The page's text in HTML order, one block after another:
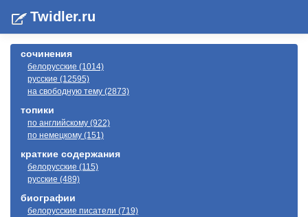
Twidler.ru
сочинения
белорусские (1014)
русские (12595)
на свободную тему (2873)
топики
по английскому (922)
по немецкому (151)
краткие содержания
белорусские (115)
русские (489)
биографии
белорусские писатели (719)